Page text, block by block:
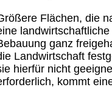
Flächen, die
ganz
Landwirtschaft
hierfür nicht
kommt